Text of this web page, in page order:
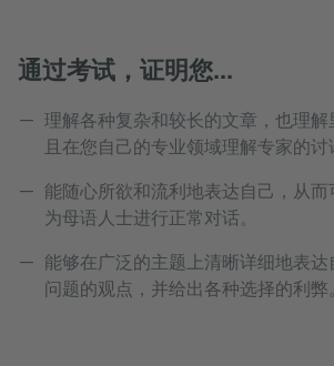
通过考试，证明您...
理解各种复杂和较长的文章，也理
且在您自己的专业领域理解专家的讨
能随心所欲和流利地表达自己，从
为母语人士进行正常对话。
能够在广泛的主题上清晰详细地表
问题的观点，并给出各种选择的利弊。